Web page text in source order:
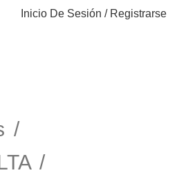
Inicio De Sesión / Registrarse